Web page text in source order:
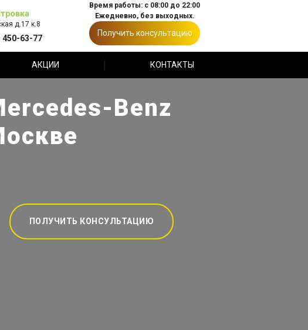
д.17 к.8
450-63-77
Время работы: с 08:00 до 22:00
Ежедневно, без выходных.
Получить консультацию
АКЦИИ КОНТАКТЫ
Benz
ПОЛУЧИТЬ КОНСУЛЬТАЦИЮ